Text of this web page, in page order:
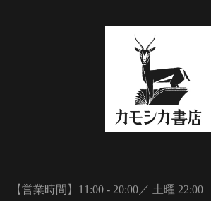
【営業時間】11:00 - 20:00／ 土曜 22:00